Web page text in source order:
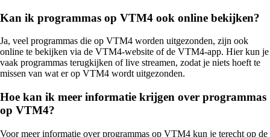
Kan ik programmas op VTM4 ook online bekijken?
Ja, veel programmas die op VTM4 worden uitgezonden, zijn ook
online te bekijken via de VTM4-website of de VTM4-app. Hier kun je
vaak programmas terugkijken of live streamen, zodat je niets hoeft te
missen van wat er op VTM4 wordt uitgezonden.
Hoe kan ik meer informatie krijgen over programmas
op VTM4?
Voor meer informatie over programmas op VTM4 kun je terecht op de